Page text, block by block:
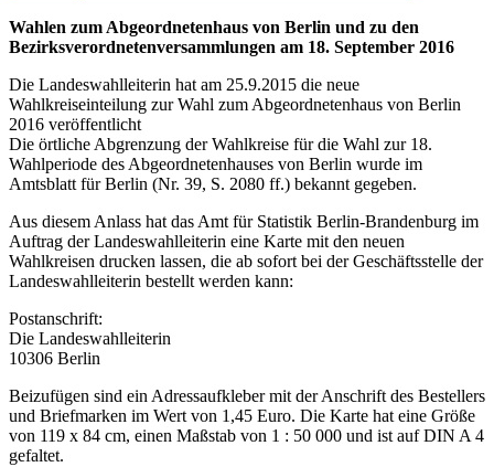
Wahlen zum Abgeordnetenhaus von Berlin und zu den
Bezirksverordnetenversammlungen am 18. September 2016
Die Landeswahlleiterin hat am 25.9.2015 die neue
Wahlkreiseinteilung zur Wahl zum Abgeordnetenhaus von Berlin
2016 veröffentlicht
Die örtliche Abgrenzung der Wahlkreise für die Wahl zur 18.
Wahlperiode des Abgeordnetenhauses von Berlin wurde im
Amtsblatt für Berlin (Nr. 39, S. 2080 ff.) bekannt gegeben.
Aus diesem Anlass hat das Amt für Statistik Berlin-Brandenburg im
Auftrag der Landeswahlleiterin eine Karte mit den neuen
Wahlkreisen drucken lassen, die ab sofort bei der Geschäftsstelle der
Landeswahlleiterin bestellt werden kann:
Postanschrift:
Die Landeswahlleiterin
10306 Berlin
Beizufügen sind ein Adressaufkleber mit der Anschrift des Bestellers
und Briefmarken im Wert von 1,45 Euro. Die Karte hat eine Größe
von 119 x 84 cm, einen Maßstab von 1 : 50 000 und ist auf DIN A 4
gefaltet.